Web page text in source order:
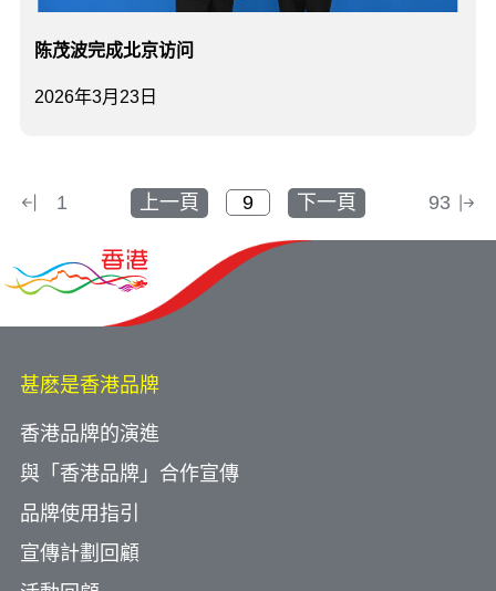
2026年3月23日
陈茂波完成北京访问
1 上一頁 下一頁 93
甚麽是香港品牌
香港品牌的演進
與「香港品牌」合作宣傳
品牌使用指引
宣傳計劃回顧